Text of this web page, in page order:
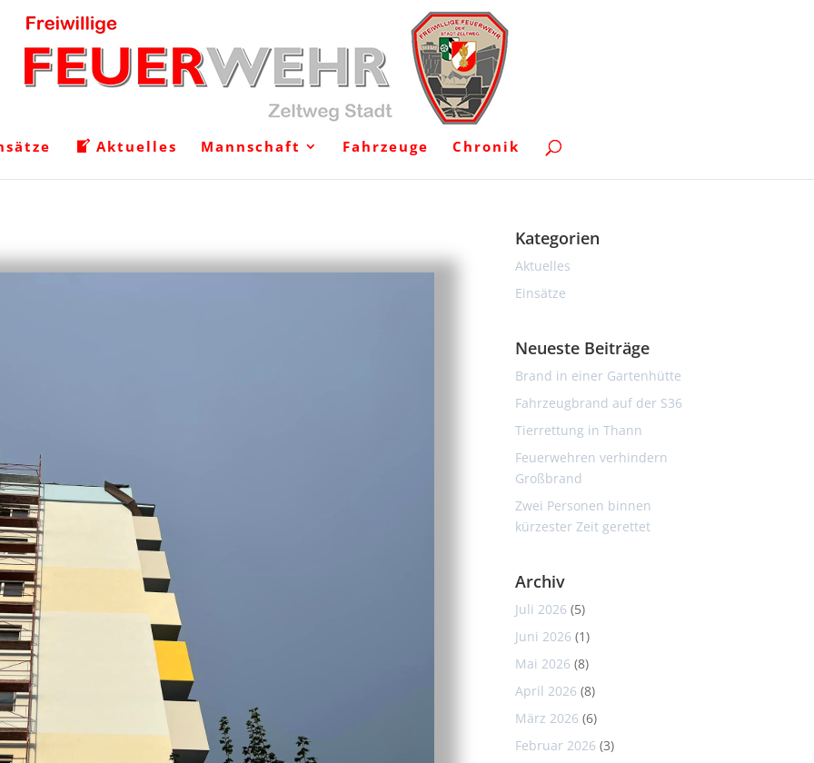
Aktuelles Mannschaft Fahrzeuge Chronik
Kategorien
Aktuelles
Einsätze
Neueste Beiträge
Brand in einer Gartenhütte
Fahrzeugbrand auf der S36
Tierrettung in Thann
Feuerwehren verhindern
Großbrand
Zwei Personen binnen
kürzester Zeit gerettet
Archiv
Juli 2026 (5)
Juni 2026 (1)
Mai 2026 (8)
April 2026 (8)
März 2026 (6)
Februar 2026 (3)